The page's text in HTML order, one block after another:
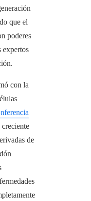
que el
poderes
expertos
con la
de